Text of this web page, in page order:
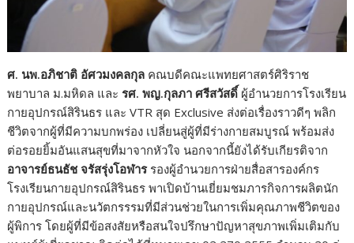
ศ. นพ.อภิชาติ อัศวมงคลกุล คณบดีคณะแพทยศาสตร์ศิริราช
พยาบาล ม.มหิดล และ รศ. พญ.กุลภา ศรีสวัสดิ์ ผู้อำนวยการโรงเรียน
กายอุปกรณ์สิรินธร และ VTR สุด Exclusive ส่งต่อเรื่องราวดีๆ พลิก
ชีวิตจากผู้ที่มีความบกพร่อง เปลี่ยนสู่ผู้ที่มีร่างกายสมบูรณ์ พร้อมส่ง
ต่อรอยยิ้มอันแสนสุขที่มาจากหัวใจ นอกจากนี้ยังได้รับเกียรติจาก
อาจารย์ธนธัช จรัสรุ่งโอฬารรองผู้อำนวยการฝ่ายสื่อสารองค์กร
โรงเรียนกายอุปกรณ์สิรินธร พาเปิดบ้านเยี่ยมชมภารกิจการผลิตนัก
กายอุปกรณ์และนวัตกรรรมที่มีส่วนช่วยในการเพิ่มคุณภาพชีวิตของ
ผู้พิการ โดยผู้ที่มีข้อสงสัยหรือสนใจปรึกษาปัญหาสุขภาพเพิ่มเติมกับ